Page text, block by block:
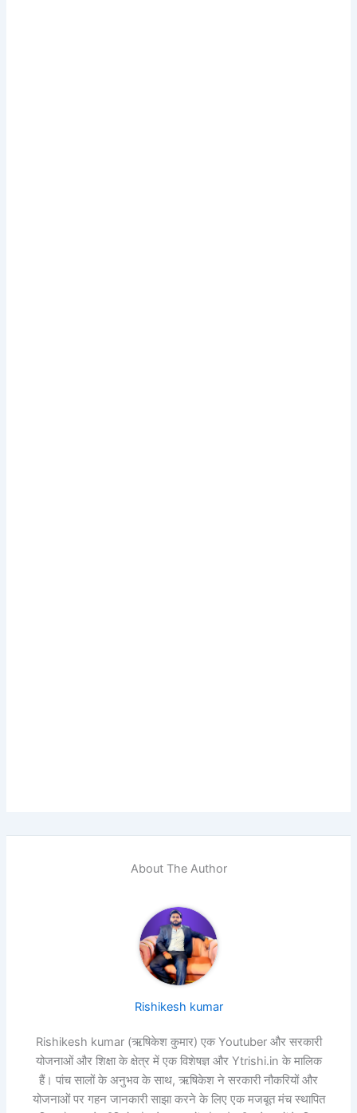
About The Author
Rishikesh kumar
Rishikesh kumar (ऋषिकेश कुमार) एक Youtuber और सरकारी
योजनाओं और शिक्षा के क्षेत्र में एक विशेषज्ञ और Ytrishi.in के मालिक
हैं। पांच सालों के अनुभव के साथ, ऋषिकेश ने सरकारी नौकरियों और
योजनाओं पर गहन जानकारी साझा करने के लिए एक मजबूत मंच स्थापित